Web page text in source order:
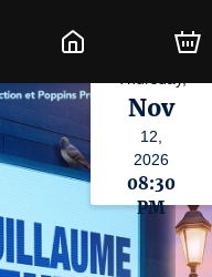
Nov
12,
2026
08:30
PM